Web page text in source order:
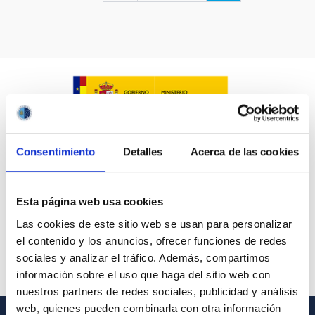
Consentimiento Detalles Acerca de las cookies
Esta página web usa cookies
Las cookies de este sitio web se usan para personalizar
el contenido y los anuncios, ofrecer funciones de redes
sociales y analizar el tráfico. Además, compartimos
información sobre el uso que haga del sitio web con
nuestros partners de redes sociales, publicidad y análisis
web, quienes pueden combinarla con otra información
ASTROFÍSICAS